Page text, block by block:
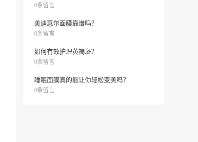
0条留言
美迪惠尔面膜靠谱吗？
0条留言
如何有效护理黄褐斑？
0条留言
睡眠面膜真的能让你轻松变美吗？
0条留言